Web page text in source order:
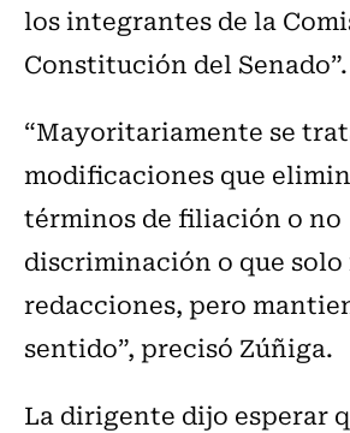
los integrantes de la
Constitución del Senado”.
“Mayoritariamente se
modificaciones que
términos de filiación o no
discriminación o que
redacciones, pero
sentido”, precisó Zúñiga.
La dirigente dijo esperar